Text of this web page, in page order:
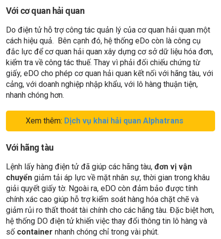
Với cơ quan hải quan
Do điện tử hỗ trợ công tác quản lý của cơ quan hải quan một
cách hiệu quả. Bên cạnh đó, hệ thống eDo còn là công cụ
đắc lực để cơ quan hải quan xây dựng cơ sở dữ liệu hóa đơn,
kiểm tra về công tác thuế. Thay vì phải đối chiếu chứng từ
giấy, eDO cho phép cơ quan hải quan kết nối với hãng tàu, với
cảng, với doanh nghiệp nhập khẩu, với lô hàng thuận tiện,
nhanh chóng hơn.
Xem thêm: Dịch vụ khai hải quan Alphatrans
Với hãng tàu
Lệnh lấy hàng điện tử đã giúp các hãng tàu, đơn vị vận
chuyển giảm tải áp lực về mặt nhân sự, thời gian trong khâu
giải quyết giấy tờ. Ngoài ra, eDO còn đảm bảo được tính
chính xác cao giúp hỗ trợ kiểm soát hàng hóa chặt chẽ và
giảm rủi ro thất thoát tài chính cho các hãng tàu. Đặc biệt hơn,
hệ thống DO điện tử khiến việc thay đổi thông tin lô hàng và
số container nhanh chóng chỉ trong vài phút.